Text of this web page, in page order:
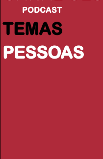
PODCAST
TEMAS
PESSOAS